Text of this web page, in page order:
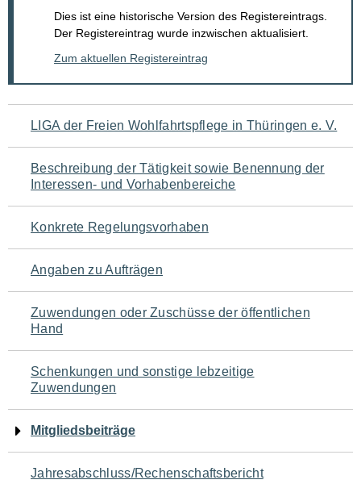
Dies ist eine historische Version des Registereintrags.
Der Registereintrag wurde inzwischen aktualisiert.
Zum aktuellen Registereintrag
Navigation
für
den
Seiteninhalt
LIGA der Freien Wohlfahrtspflege in Thüringen e. V.
Beschreibung der Tätigkeit sowie Benennung der
Interessen- und Vorhabenbereiche
Konkrete Regelungsvorhaben
Angaben zu Aufträgen
Zuwendungen oder Zuschüsse der öffentlichen
Hand
Schenkungen und sonstige lebzeitige
Zuwendungen
Mitgliedsbeiträge
Jahresabschluss/Rechenschaftsbericht